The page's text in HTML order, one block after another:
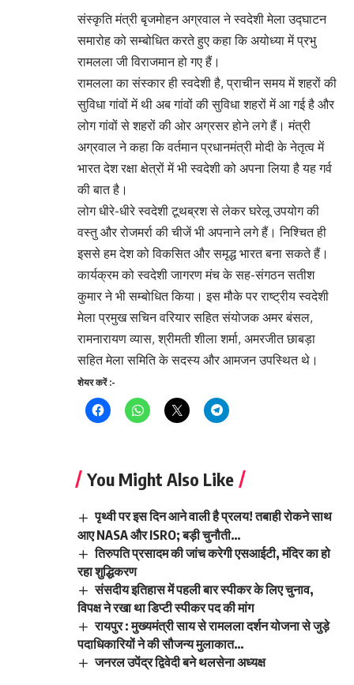
संस्कृति मंत्री बृजमोहन अग्रवाल ने स्वदेशी मेला उद्घाटन
समारोह को सम्बोधित करते हुए कहा कि अयोध्या में प्रभु
रामलला जी विराजमान हो गए हैं।
रामलला का संस्कार ही स्वदेशी है, प्राचीन समय में शहरों की
सुविधा गांवों में थी अब गांवों की सुविधा शहरों में आ गई है और
लोग गांवों से शहरों की ओर अग्रसर होने लगे हैं। मंत्री
अग्रवाल ने कहा कि वर्तमान प्रधानमंत्री मोदी के नेतृत्व में
भारत देश रक्षा क्षेत्रों में भी स्वदेशी को अपना लिया है यह गर्व
की बात है।
लोग धीरे-धीरे स्वदेशी टूथब्रश से लेकर घरेलू उपयोग की
वस्तु और रोजमर्रा की चीजें भी अपनाने लगे हैं। निश्चित ही
इससे हम देश को विकसित और समृद्ध भारत बना सकते हैं।
कार्यक्रम को स्वदेशी जागरण मंच के सह-संगठन सतीश
कुमार ने भी सम्बोधित किया। इस मौके पर राष्ट्रीय स्वदेशी
मेला प्रमुख सचिन वरियार सहित संयोजक अमर बंसल,
रामनारायण व्यास, श्रीमती शीला शर्मा, अमरजीत छाबड़ा
सहित मेला समिति के सदस्य और आमजन उपस्थित थे।
शेयर करें :-
You Might Also Like
पृथ्वी पर इस दिन आने वाली है प्रलय! तबाही रोकने साथ
आए NASA और ISRO; बड़ी चुनौती…
तिरुपति प्रसादम की जांच करेगी एसआईटी, मंदिर का हो
रहा शुद्धिकरण
संसदीय इतिहास में पहली बार स्पीकर के लिए चुनाव,
विपक्ष ने रखा था डिप्टी स्पीकर पद की मांग
रायपुर : मुख्यमंत्री साय से रामलला दर्शन योजना से जुड़े
पदाधिकारियों ने की सौजन्य मुलाकात…
जनरल उपेंद्र द्विवेदी बने थलसेना अध्यक्ष